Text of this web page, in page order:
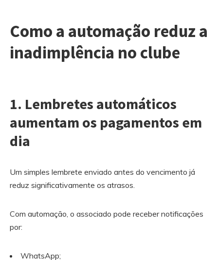
Como a automação reduz a
inadimplência no clube
1. Lembretes automáticos
aumentam os pagamentos em
dia
Um simples lembrete enviado antes do vencimento já
reduz significativamente os atrasos.
Com automação, o associado pode receber notificações
por:
WhatsApp;